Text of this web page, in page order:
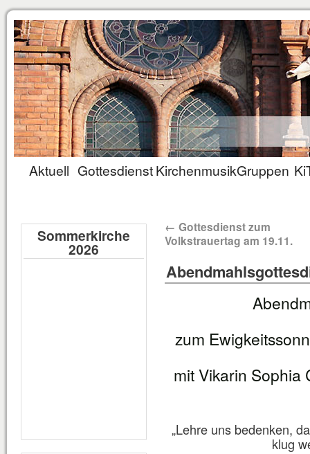
Aktuell GottesdienstKirchenmusikGruppen
← Gottesdienst zum
Volkstrauertag am 19.11.
zum
mit Vikarin Sophia
„Lehre uns bedenken,
klug
Sommerkirche
2026